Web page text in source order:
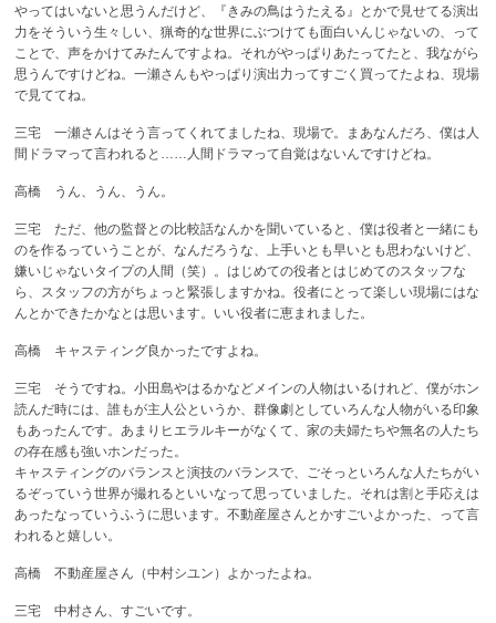
やってはいないと思うんだけど、『きみの鳥はうたえる』とかで見せてる演出
力をそういう生々しい、猟奇的な世界にぶつけても面白いんじゃないの、って
ことで、声をかけてみたんですよね。それがやっぱりあたってたと、我ながら
思うんですけどね。一瀬さんもやっぱり演出力ってすごく買ってたよね、現場
で見ててね。
三宅 一瀬さんはそう言ってくれてましたね、現場で。まあなんだろ、僕は人
間ドラマって言われると……人間ドラマって自覚はないんですけどね。
高橋 うん、うん、うん。
三宅 ただ、他の監督との比較話なんかを聞いていると、僕は役者と一緒にも
のを作るっていうことが、なんだろうな、上手いとも早いとも思わないけど、
嫌いじゃないタイプの人間（笑）。はじめての役者とはじめてのスタッフな
ら、スタッフの方がちょっと緊張しますかね。役者にとって楽しい現場にはな
んとかできたかなとは思います。いい役者に恵まれました。
高橋 キャスティング良かったですよね。
三宅 そうですね。小田島やはるかなどメインの人物はいるけれど、僕がホン
読んだ時には、誰もが主人公というか、群像劇としていろんな人物がいる印象
もあったんです。あまりヒエラルキーがなくて、家の夫婦たちや無名の人たち
の存在感も強いホンだった。
キャスティングのバランスと演技のバランスで、ごそっといろんな人たちがい
るぞっていう世界が撮れるといいなって思っていました。それは割と手応えは
あったなっていうふうに思います。不動産屋さんとかすごいよかった、って言
われると嬉しい。
高橋 不動産屋さん（中村シユン）よかったよね。
三宅 中村さん、すごいです。